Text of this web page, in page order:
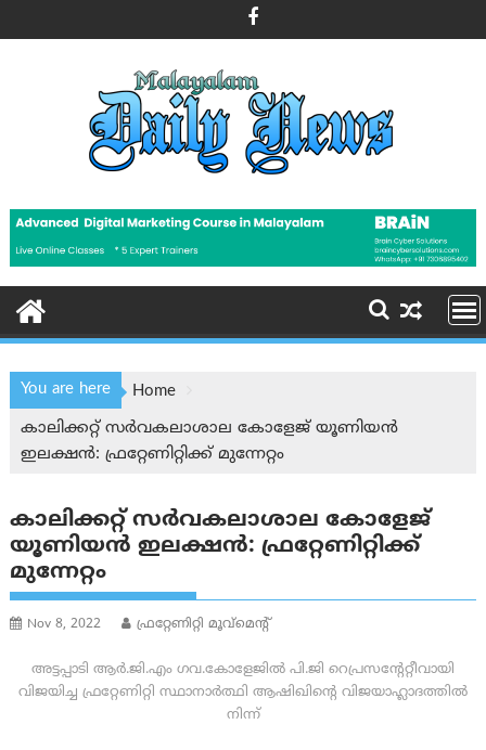
to
You are here
Home
കാലിക്കറ്റ് സർവകലാശാല കോളേജ് യൂണിയൻ
ഇലക്ഷൻ: ഫ്രറ്റേണിറ്റിക്ക് മുന്നേറ്റം
കാലിക്കറ്റ് സർവകലാശാല കോളേജ്
യൂണിയൻ ഇലക്ഷൻ: ഫ്രറ്റേണിറ്റിക്ക്
മുന്നേറ്റം
Nov 8, 2022 ഫ്രറ്റേണിറ്റി മൂവ്മെന്റ്
അട്ടപ്പാടി ആർ.ജി.എം ഗവ.കോളേജിൽ പി.ജി റെപ്രസന്റേറ്റീവായി
വിജയിച്ച ഫ്രറ്റേണിറ്റി സ്ഥാനാർത്ഥി ആഷിഖിന്റെ വിജയാഹ്ലാദത്തിൽ
നിന്ന്